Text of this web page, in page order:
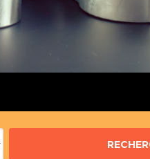
Raccord de tuyau d’échappement